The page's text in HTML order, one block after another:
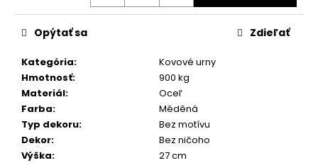
Kategória:
Kovové urny
Hmotnosť:
900 kg
Materiál:
Oceľ
Farba:
Měděná
Typ dekoru:
Bez motívu
Dekor:
Bez ničoho
Výška:
27 cm
Opýtať sa Zdieľať
O
d
p
o
ú
č
a
m
e